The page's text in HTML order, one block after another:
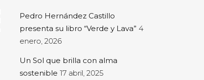
Pedro Hernández Castillo
presenta su libro “Verde y Lava” 4
enero, 2026
Un Sol que brilla con alma
sostenible 17 abril, 2025